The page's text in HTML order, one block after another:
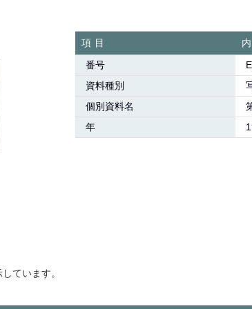
項目
番号
資料種別
個別資料名
年
ています。